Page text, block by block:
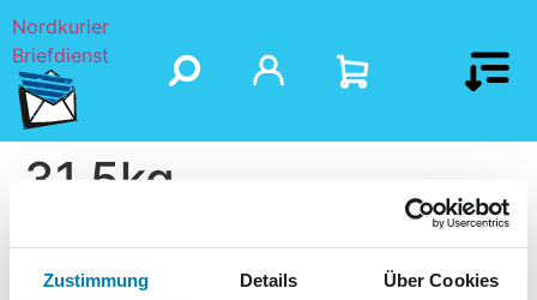
Zustimmung Details Über Cookies
Nordkurier
Briefdienst
31,5kg